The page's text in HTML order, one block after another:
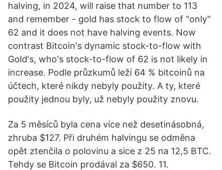
halving, in 2024, will raise that number to 113
and remember - gold has stock to flow of "only"
62 and it does not have halving events. Now
contrast Bitcoin's dynamic stock-to-flow with
Gold's, who's stock-to-flow of 62 is not likely in
increase. Podle průzkumů leží 64 % bitcoinů na
účtech, které nikdy nebyly použity. A ty, které
použity jednou byly, už nebyly použity znovu.
Za 5 měsíců byla cena více než desetinásobná,
zhruba $127. Při druhém halvingu se odměna
opět ztenčila o polovinu a sice z 25 na 12,5 BTC.
Tehdy se Bitcoin prodával za $650. 11.